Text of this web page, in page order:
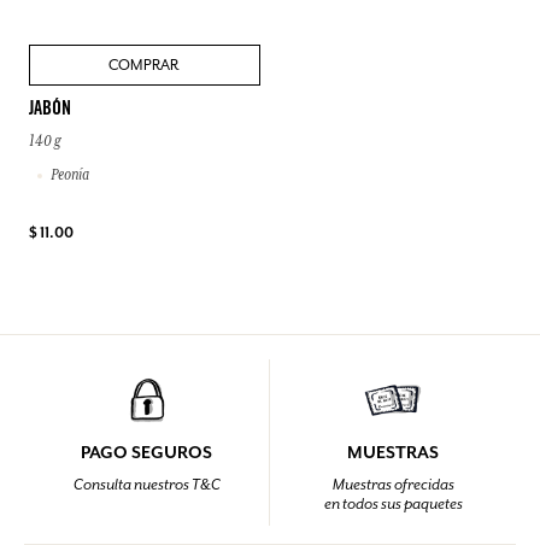
COMPRAR
JABÓN
140 g
Peonía
$ 11.00
PAGO SEGUROS
Consulta nuestros T&C
MUESTRAS
Muestras ofrecidas
en todos sus paquetes